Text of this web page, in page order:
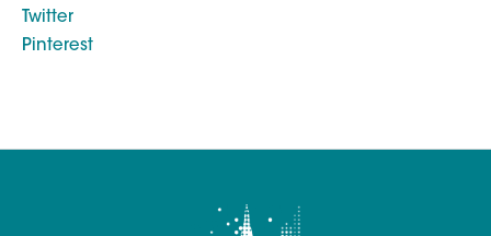
Twitter
Pinterest